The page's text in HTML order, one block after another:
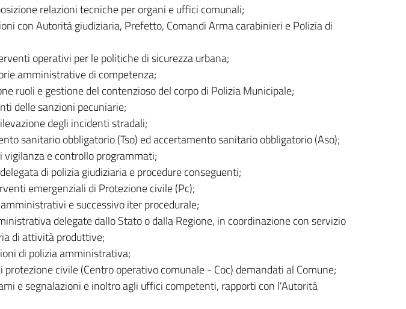
relazioni tecniche per organi e uffici comunali;
con Autorità giudiziaria, Prefetto, Comandi Arma carabinieri e Polizia di
operativi per le politiche di sicurezza urbana;
amministrative di competenza;
ruoli e gestione del contenzioso del corpo di Polizia Municipale;
delle sanzioni pecuniarie;
degli incidenti stradali;
sanitario obbligatorio (Tso) ed accertamento sanitario obbligatorio (Aso);
e controllo programmati;
di polizia giudiziaria e procedure conseguenti;
emergenziali di Protezione civile (Pc);
e successivo iter procedurale;
delegate dallo Stato o dalla Regione, in coordinazione con servizio
di attività produttive;
di polizia amministrativa;
protezione civile (Centro operativo comunale - Coc) demandati al Comune;
e segnalazioni e inoltro agli uffici competenti, rapporti con l'Autorità